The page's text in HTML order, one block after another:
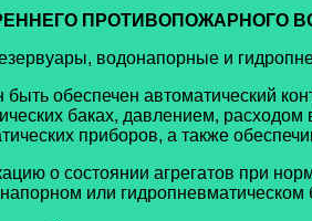
ПРОТИВОПОЖАРНОГО
водонапорные и
обеспечен автоматический
баках, давлением,
приборов, а также
о состоянии агрегатов при
или гидропневматическом